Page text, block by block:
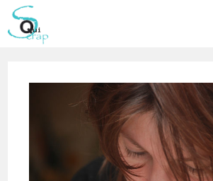
Skip
content